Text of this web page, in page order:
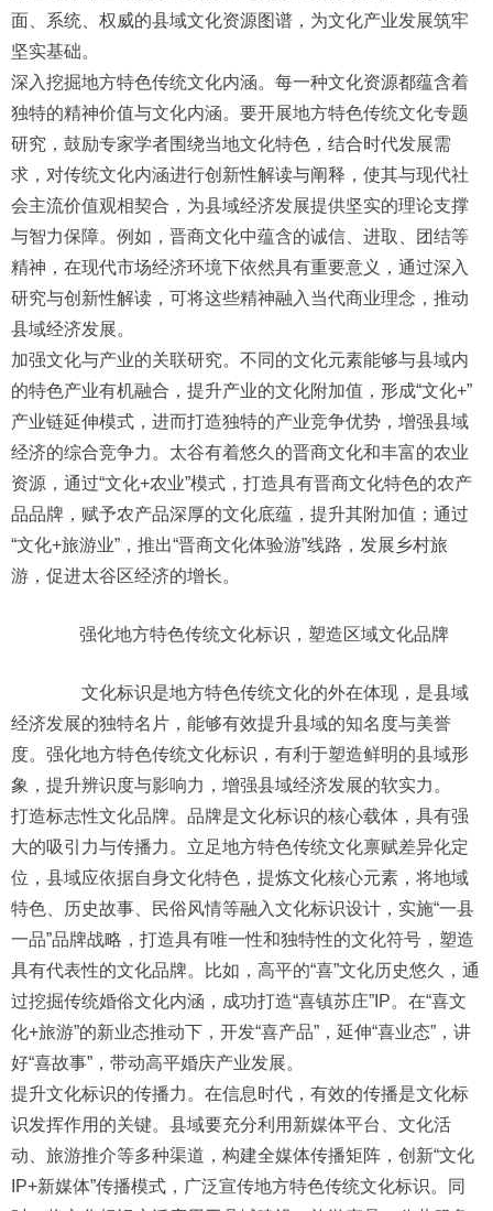
面、系统、权威的县域文化资源图谱，为文化产业发展筑牢
坚实基础。
深入挖掘地方特色传统文化内涵。每一种文化资源都蕴含着
独特的精神价值与文化内涵。要开展地方特色传统文化专题
研究，鼓励专家学者围绕当地文化特色，结合时代发展需
求，对传统文化内涵进行创新性解读与阐释，使其与现代社
会主流价值观相契合，为县域经济发展提供坚实的理论支撑
与智力保障。例如，晋商文化中蕴含的诚信、进取、团结等
精神，在现代市场经济环境下依然具有重要意义，通过深入
研究与创新性解读，可将这些精神融入当代商业理念，推动
县域经济发展。
加强文化与产业的关联研究。不同的文化元素能够与县域内
的特色产业有机融合，提升产业的文化附加值，形成“文化+”
产业链延伸模式，进而打造独特的产业竞争优势，增强县域
经济的综合竞争力。太谷有着悠久的晋商文化和丰富的农业
资源，通过“文化+农业”模式，打造具有晋商文化特色的农产
品品牌，赋予农产品深厚的文化底蕴，提升其附加值；通过
“文化+旅游业”，推出“晋商文化体验游”线路，发展乡村旅
游，促进太谷区经济的增长。
强化地方特色传统文化标识，塑造区域文化品牌
文化标识是地方特色传统文化的外在体现，是县域
经济发展的独特名片，能够有效提升县域的知名度与美誉
度。强化地方特色传统文化标识，有利于塑造鲜明的县域形
象，提升辨识度与影响力，增强县域经济发展的软实力。
打造标志性文化品牌。品牌是文化标识的核心载体，具有强
大的吸引力与传播力。立足地方特色传统文化禀赋差异化定
位，县域应依据自身文化特色，提炼文化核心元素，将地域
特色、历史故事、民俗风情等融入文化标识设计，实施“一县
一品”品牌战略，打造具有唯一性和独特性的文化符号，塑造
具有代表性的文化品牌。比如，高平的“喜”文化历史悠久，通
过挖掘传统婚俗文化内涵，成功打造“喜镇苏庄”IP。在“喜文
化+旅游”的新业态推动下，开发“喜产品”，延伸“喜业态”，讲
好“喜故事”，带动高平婚庆产业发展。
提升文化标识的传播力。在信息时代，有效的传播是文化标
识发挥作用的关键。县域要充分利用新媒体平台、文化活
动、旅游推介等多种渠道，构建全媒体传播矩阵，创新“文化
IP+新媒体”传播模式，广泛宣传地方特色传统文化标识。同